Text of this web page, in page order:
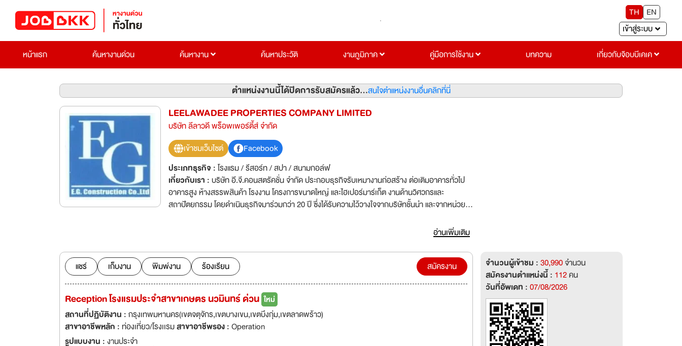
TH
EN
เข้าสู่ระบบ
หน้าแรก
ค้นหางานด่วน ค้นหางาน ค้นหาประวัติ งานภูมิภาค คู่มือการใช้งาน บทความ เกี่ยวกับจ๊อบบีเคเค
ตำแหน่งงานนี้ได้ปิดการรับสมัครแล้ว...สนใจตำแหน่งงานอื่นคลิกที่นี่
LEELAWADEE PROPERTIES COMPANY LIMITED
บริษัท ลีลาวดี พร็อพเพอร์ตี้ส์ จำกัด
เข้าชมเว็บไซต์
Facebook
ประเภทธุรกิจ :โรงแรม / รีสอร์ท / สปา / สนามกอล์ฟ
เกี่ยวกับเรา :บริษัท อี.จี.คอนสตรัคชั่น จำกัด ประกอบธุรกิจรับเหมางานก่อสร้าง ต่อเติมอาคารทั่วไป
อาคารสูง ห้างสรรพสินค้า โรงงาน โครงการขนาดใหญ่ และไฮเปอร์มาร์เก็ต งานด้านวิศวกรและ
สถาปัตยกรรม โดยดำเนินธุรกิจมาร่วมกว่า 20 ปี ซึ่งได้รับความไว้วางใจจากบริษัทชั้นนำ และจากหน่วย
ซึ่งอยูในช่วงการขยายโครงสร้างบริษัท เพื่อรองรับโครงการอีกมากมายขององค์กร\'บริษัท อี.จี.คอน
สตรัคชั่น จำกัด ประกอบธุรกิจรับเหมางานก่อสร้าง ต่อเติมอาคารทั่วไป อาคารสูง ห้างสรรพสินค้า
โรงงาน โครงการขนาดใหญ่ และไฮเปอร์มาร์เก็ต งานด้านวิศวกรและสถาปัตยกรรม โดยดำเนินธุรกิจมา
ร่วมกว่า 20 ปี ซึ่งได้รับความไว้วางใจจากบริษัทชั้นนำ และจากหน่วยงานภาครัฐบาล อาทิเช่น เซ็นทรัล
พัฒนา , Carrefour , กลุ่มในเครือ K.E.LAND ( CDC , เดอะ คริสตัน ) ปัจจุบันบริษัทได้ขยายธุรกิจ เข้า
สู่ธุรกิจอสังหาริมทรัพย์ประเภทที่พัก โรงแรม เซอร์วิสอพาร์ทเมนท์ บริหารงานโดย บริษัท ลีลาวดี
พร็อพเพอร์ตี้ส์ ซึ่งเป็นบริษัทในเครือของ อี.จี.กรุ๊ป จึงมีการขยายโครงสร้างบริษัท เพื่อรองรับธุรกิจอีก
มากมายขององค์กร
อ่านเพิ่มเติม
แชร์ เก็บงาน พิมพ์งาน ร้องเรียน สมัครงาน
Reception โรงแรมประจำสาขาเกษตร นวมินทร์ ด่วน ใหม่
สถานที่ปฏิบัติงาน :กรุงเทพมหานคร(เขตจตุจักร,เขตบางเขน,เขตบึงกุ่ม,เขตลาดพร้าว)
สาขาอาชีพหลัก :ท่องเที่ยว/โรงเเรมสาขาอาชีพรอง :Operation
รูปแบบงาน :งานประจำ
จำนวนผู้เข้าชม :30,990จำนวน
สมัครงานตำแหน่งนี้ : 112คน
วันที่อัพเดท :07/08/2026